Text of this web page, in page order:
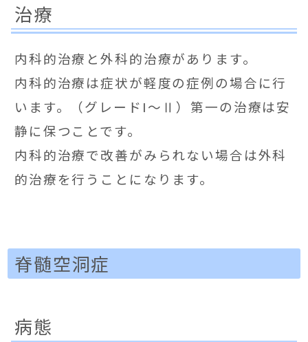
治療
内科的治療と外科的治療があります。
内科的治療は症状が軽度の症例の場合に行
います。（グレードI〜Ⅱ）第一の治療は安
静に保つことです。
内科的治療で改善がみられない場合は外科
的治療を行うことになります。
脊髄空洞症
病態